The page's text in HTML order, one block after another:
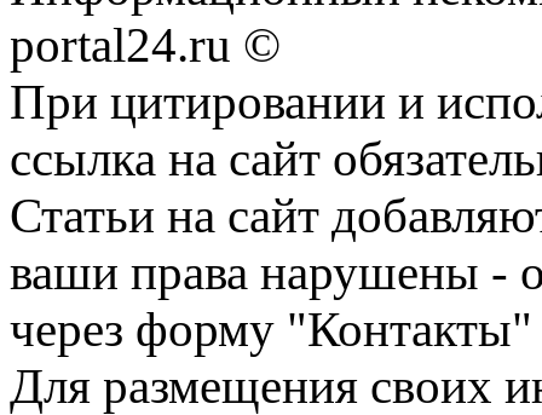
portal24.ru ©
При цитировании и
ссылка на сайт
Статьи на сайт
ваши права нарушены -
через форму "Контакты"
Для размещения своих